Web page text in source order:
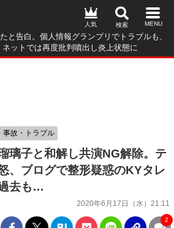
と告白。個人情報グランプリでトラブルも、
ットでは再度批判噴出し炎上状態に
人気
璃子と和解し共演NG解除。テ
、ブログで整形疑惑のKYタレ
去も…
2020年6月17日（水）21:11
事故・トラブル
2